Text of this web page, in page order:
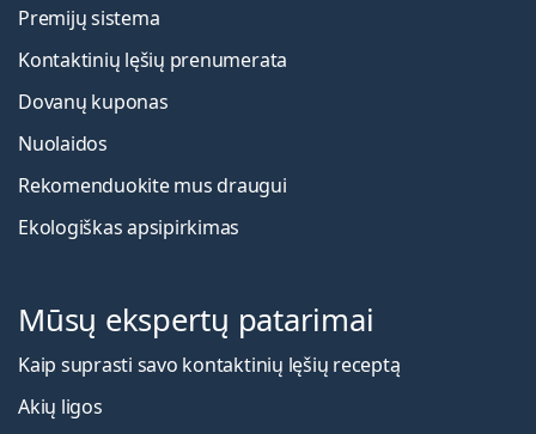
Premijų sistema
Kontaktinių lęšių prenumerata
Dovanų kuponas
Nuolaidos
Rekomenduokite mus draugui
Ekologiškas apsipirkimas
Mūsų ekspertų patarimai
Kaip suprasti savo kontaktinių lęšių receptą
Akių ligos